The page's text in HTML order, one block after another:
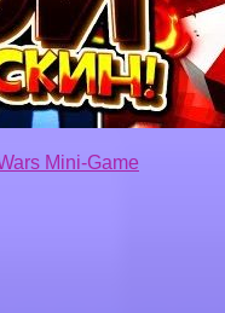
Mini-Game